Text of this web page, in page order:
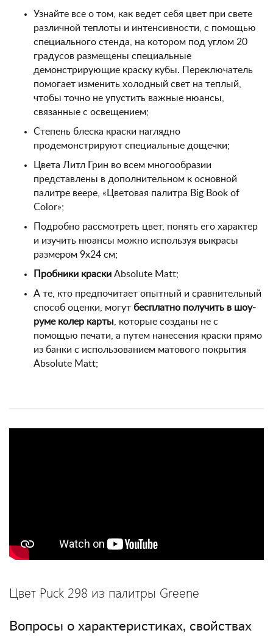
Узнайте все о том, как ведет себя цвет при свете
различной теплоты и интенсивности, с помощью
специального стенда, на котором под углом 20
градусов размещены специальные
демонстрирующие краску кубы. Переключатель
помогает изменить холодный свет на теплый,
чтобы точно не упустить важные нюансы,
связанные с освещением;
Степень блеска краски наглядно
продемонстрируют специальные дощечки;
Цвета Литл Грин во всем многообразии
представлены в дополнительном к основной
палитре веере, «Цветовая палитра Big Book of
Color»;
Подробно рассмотреть цвет, понять его характер
и изучить нюансы можно используя выкрасы
размером 9х24 см;
Пробники краски Absolute Matt;
А те, кто предпочитает опытный и сравнительный
способ оценки, могут бесплатно получить в шоу-
руме колер карты , которые созданы не с
помощью печати, а путем нанесения краски прямо
из банки с использованием матового покрытия
Absolute Matt;
Цвет Puck 298 из палитры Greene
Вопросы о характеристиках, свойствах